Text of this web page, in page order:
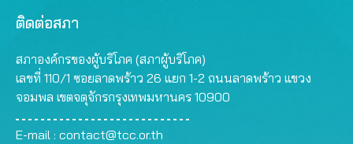
ติดต่อสภา
สภาองค์กรของผู้บริโภค (สภาผู้บริโภค)
เลขที่ 110/1 ซอยลาดพร้าว 26 แยก 1-2 ถนนลาดพร้าว แขวง
จอมพล เขตจตุจักรกรุงเทพมหานคร 10900
E-mail : contact@tcc.or.th